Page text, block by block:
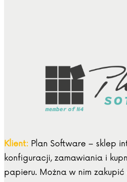
Klient: Plan Software – sklep
konfiguracji, zamawiania i
papieru. Można w nim zakupić